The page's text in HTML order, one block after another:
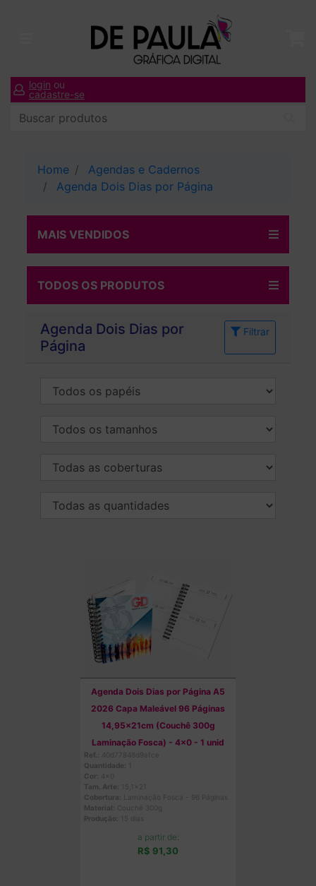
login ou
cadastre-se
Home
Agendas e Cadernos
Agenda Dois Dias por Página
MAIS VENDIDOS
TODOS OS PRODUTOS
Agenda Dois Dias por
Página
Filtrar
Agenda Dois Dias por Página A5
2026 Capa Maleável 96 Páginas
14,95x21cm (Couchê 300g
Laminação Fosca) - 4x0 - 1 unid
Ref.:
Quantidade:
Cor:
4x0
Tam. Arte: 15,1x21
Cobertura:
Material: Couchê 300g
Produção:
a partir de:
R$ 91,30